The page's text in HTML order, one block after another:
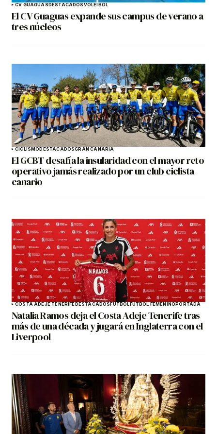
CV GUAGUAS DESTACADOSVOLEIBOL
El CV Guaguas expande sus campus de verano a
tres núcleos
CICLISMO DESTACADOSGRAN CANARIA
El GCBT desafía la insularidad con el mayor reto
operativo jamás realizado por un club ciclista
canario
COSTA ADEJE TENERIFE DESTACADOS FÚTBOL FÚTBOL FEMENINO PORTADA
Natalia Ramos deja el Costa Adeje Tenerife tras
más de una década y jugará en Inglaterra con el
Liverpool